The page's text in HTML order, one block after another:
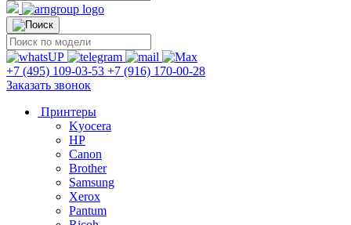
+7 (495) 109-03-53 +7 (916) 170-00-28
Заказать звонок
Принтеры
Kyocera
HP
Canon
Brother
Samsung
Xerox
Pantum